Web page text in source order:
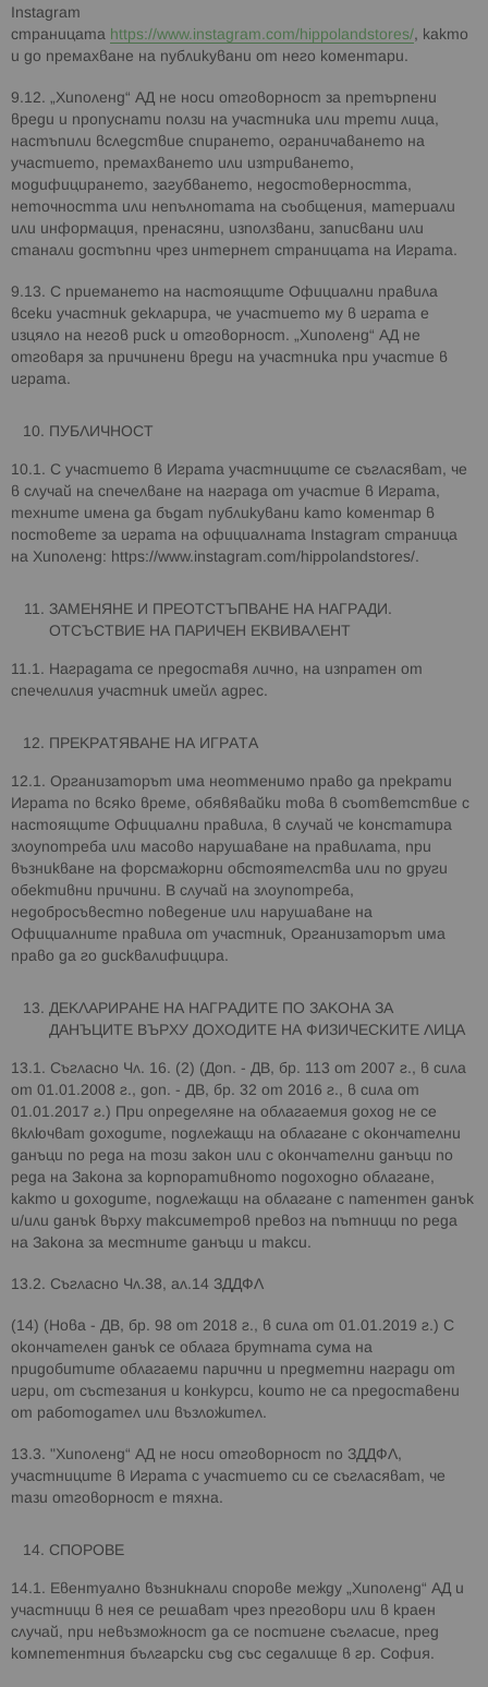
Instagram
страницата https://www.instagram.com/hippolandstores/, както
и до премахване на публикувани от него коментари.
9.12. „Хиполенд“ АД не носи отговорност за претърпени
вреди и пропуснати ползи на участника или трети лица,
настъпили вследствие спирането, ограничаването на
участието, премахването или изтриването,
модифицирането, загубването, недостоверността,
неточността или непълнотата на съобщения, материали
или информация, пренасяни, използвани, записвани или
станали достъпни чрез интернет страницата на Играта.
9.13. С приемането на настоящите Официални правила
всеки участник декларира, че участието му в играта е
изцяло на негов риск и отговорност. „Хиполенд“ АД не
отговаря за причинени вреди на участника при участие в
играта.
ПУБЛИЧНОСТ
10.1. С участието в Играта участниците се съгласяват, че
в случай на спечелване на награда от участие в Играта,
техните имена да бъдат публикувани като коментар в
постовете за играта на официалната Instagram страница
на Хиполенд: https://www.instagram.com/hippolandstores/.
ЗАМЕНЯНЕ И ПРЕОТСТЪПВАНЕ НА НАГРАДИ.
ОТСЪСТВИЕ НА ПАРИЧЕН ЕКВИВАЛЕНТ
11.1. Наградата се предоставя лично, на изпратен от
спечелилия участник имейл адрес.
ПРЕКРАТЯВАНЕ НА ИГРАТА
12.1. Организаторът има неотменимо право да прекрати
Играта по всяко време, обявявайки това в съответствие с
настоящите Официални правила, в случай че констатира
злоупотреба или масово нарушаване на правилата, при
възникване на форсмажорни обстоятелства или по други
обективни причини. В случай на злоупотреба,
недобросъвестно поведение или нарушаване на
Официалните правила от участник, Организаторът има
право да го дисквалифицира.
ДЕКЛАРИРАНЕ НА НАГРАДИТЕ ПО ЗАКОНА ЗА
ДАНЪЦИТЕ ВЪРХУ ДОХОДИТЕ НА ФИЗИЧЕСКИТЕ ЛИЦА
13.1. Съгласно Чл. 16. (2) (Доп. - ДВ, бр. 113 от 2007 г., в сила
от 01.01.2008 г., доп. - ДВ, бр. 32 от 2016 г., в сила от
01.01.2017 г.) При определяне на облагаемия доход не се
включват доходите, подлежащи на облагане с окончателни
данъци по реда на този закон или с окончателни данъци по
реда на Закона за корпоративното подоходно облагане,
както и доходите, подлежащи на облагане с патентен данък
и/или данък върху таксиметров превоз на пътници по реда
на Закона за местните данъци и такси.
13.2. Съгласно Чл.38, ал.14 ЗДДФЛ
(14) (Нова - ДВ, бр. 98 от 2018 г., в сила от 01.01.2019 г.) С
окончателен данък се облага брутната сума на
придобитите облагаеми парични и предметни награди от
игри, от състезания и конкурси, които не са предоставени
от работодател или възложител.
13.3. "Хиполенд“ АД не носи отговорност по ЗДДФЛ,
участниците в Играта с участието си се съгласяват, че
тази отговорност е тяхна.
СПОРОВЕ
14.1. Евентуално възникнали спорове между „Хиполенд“ АД и
участници в нея се решават чрез преговори или в краен
случай, при невъзможност да се постигне съгласие, пред
компетентния български съд със седалище в гр. София.